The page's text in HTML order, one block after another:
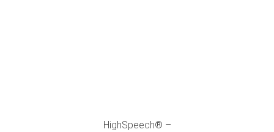
HighSpeech® –